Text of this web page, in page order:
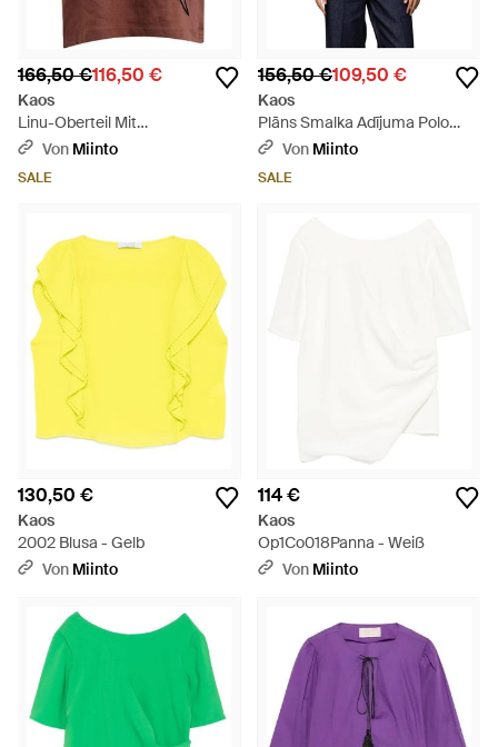
166,50 €116,50 €
Kaos
Linu-Oberteil Mit
Blumenakzenten - Braun
Von Miinto
SALE
156,50 €109,50 €
Kaos
Plāns Smalka Adījuma Polo
Krekls - Blau
Von Miinto
SALE
130,50 €
Kaos
2002 Blusa - Gelb
Von Miinto
114 €
Kaos
Op1Co018Panna - Weiß
Von Miinto